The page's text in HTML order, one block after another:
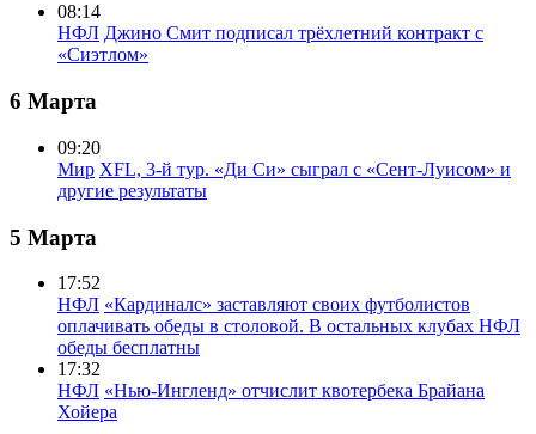
08:14
НФЛ Джино Смит подписал трёхлетний контракт с
«Сиэтлом»
6 Марта
09:20
Мир XFL, 3-й тур. «Ди Си» сыграл с «Сент-Луисом» и
другие результаты
5 Марта
17:52
НФЛ «Кардиналс» заставляют своих футболистов
оплачивать обеды в столовой. В остальных клубах НФЛ
обеды бесплатны
17:32
НФЛ «Нью-Ингленд» отчислит квотербека Брайана
Хойера